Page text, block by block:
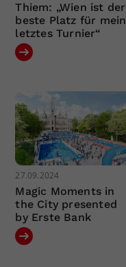
Thiem: „Wien ist der
beste Platz für mein
letztes Turnier“
27.09.2024
Magic Moments in
the City presented
by Erste Bank